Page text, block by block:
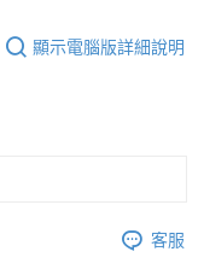
顯示電腦版詳細說明
客服